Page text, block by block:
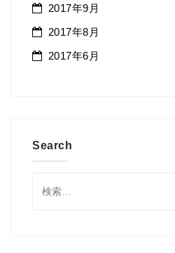
2017年9月
2017年8月
2017年6月
Search
索: